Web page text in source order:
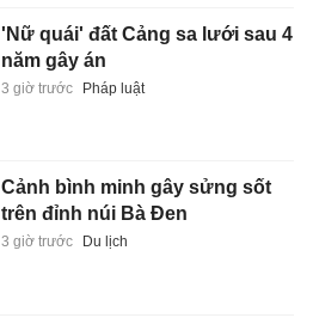
'Nữ quái' đất Cảng sa lưới sau 4
năm gây án
3 giờ trước Pháp luật
Cảnh bình minh gây sửng sốt
trên đỉnh núi Bà Đen
3 giờ trước Du lịch